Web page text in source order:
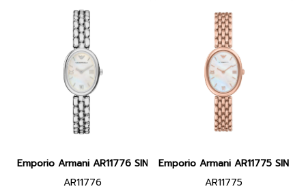
Emporio Armani AR11776 SINFONIA WOMEN 28MM นาฬิกาข้อมื
AR11776
Emporio Armani AR11775
AR11775